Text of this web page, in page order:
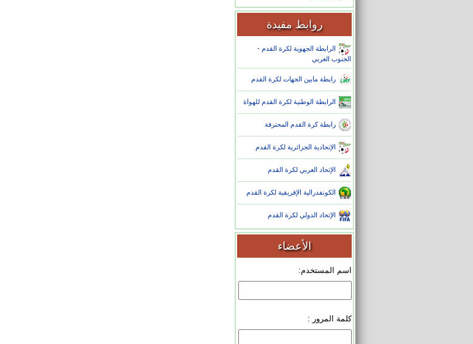
روابط مفيدة
الرابطة الجهوية لكرة القدم -
الجنوب الغربي
رابطة مابين الجهات لكرة القدم
الرابطة الوطنية لكرة القدم للهواة
رابطة كرة القدم المحترفة
الإتحادية الجزائرية لكرة القدم
الإتحاد العربي لكرة القدم
الكونفدرالية الإفريقية لكرة القدم
الإتحاد الدولي لكرة القدم
الأعضاء
اسم المستخدم:
كلمة المرور :